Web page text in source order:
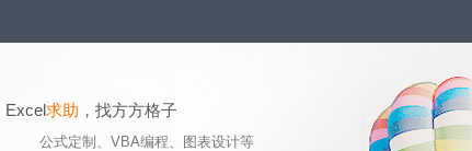
Excel求助 ，找方方格子
公式定制、VBA编程、图表设计等